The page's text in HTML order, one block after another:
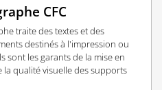
CFC
traite des textes et des
destinés à l'impression ou
sont les garants de la mise en
la qualité visuelle des supports